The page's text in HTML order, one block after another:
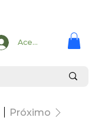
Acesse
Próximo